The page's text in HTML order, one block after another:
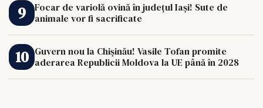
Focar de variolă ovină în județul Iași! Sute de
animale vor fi sacrificate
Guvern nou la Chișinău! Vasile Tofan promite
aderarea Republicii Moldova la UE până în 2028